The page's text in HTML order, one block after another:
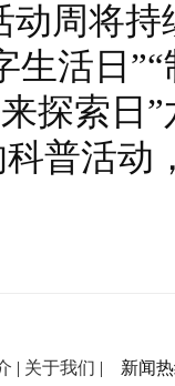
周将
生活日
探索日
普活动
| 关于我们 | 新闻热